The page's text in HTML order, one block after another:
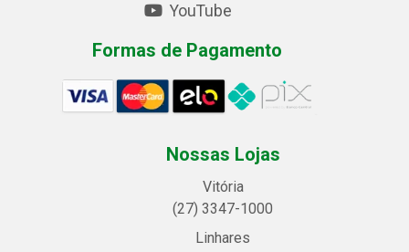
YouTube
Formas de Pagamento
Nossas Lojas
Vitória
(27) 3347-1000
Linhares